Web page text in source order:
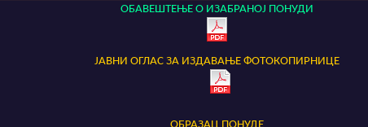
ОБАВЕШТЕЊЕ О ИЗАБРАНОЈ ПОНУДИ
ЈАВНИ ОГЛАС ЗА ИЗДАВАЊЕ ФОТОКОПИРНИЦЕ